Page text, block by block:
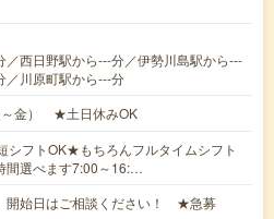
／西日野駅から---分／伊勢川島駅から---
／川原町駅から---分
～金） ★土日休みOK
シフトOK★もちろんフルタイムシフト
間選べます7:00～16:…
開始日はご相談ください！ ★急募